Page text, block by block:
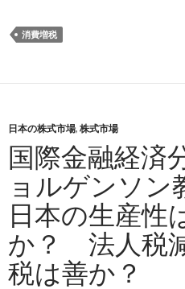
消費増税
日本の株式市場, 株式市場
国際金融経済
ョルゲンソン
日本の生産性
か？ 法人税
税は善か？